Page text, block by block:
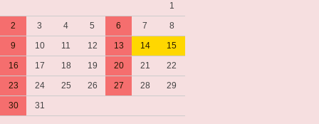
1
2
3 4 5 6 7
8
9
10 11 12 13 14
15
16
17 18 19 20 21
22
23
24 25 26 27 28
29
30
31